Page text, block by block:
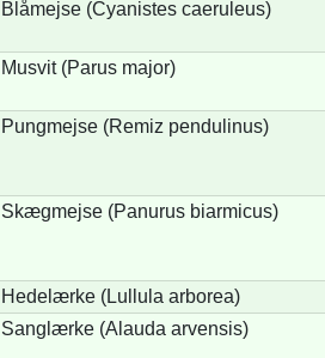
Blåmejse (Cyanistes caeruleus)
Musvit (Parus major)
Pungmejse (Remiz pendulinus)
Skægmejse (Panurus biarmicus)
Hedelærke (Lullula arborea)
Sanglærke (Alauda arvensis)